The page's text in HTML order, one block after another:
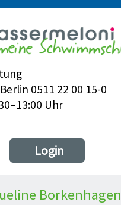
0511 22 00 15-0
Uhr
Login
Borkenhagen